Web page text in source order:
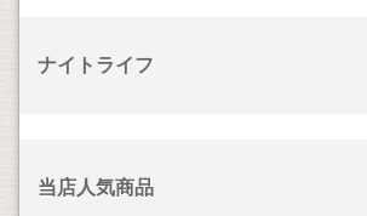
ナイトライフ
当店人気商品